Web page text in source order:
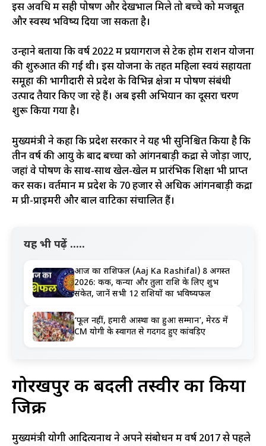
इस अवधि में सही पोषण और देखभाल मिले तो बच्चे को मजबूत
और स्वस्थ भविष्य दिया जा सकता है।
उन्होंने बताया कि वर्ष 2022 में प्रयागराज से टेक होम राशन योजना
की शुरुआत की गई थी। इस योजना के तहत महिला स्वयं सहायता
समूहों की भागीदारी से प्रदेश के विभिन्न क्षेत्रों में पोषण संबंधी
उत्पाद तैयार किए जा रहे हैं। अब इसी अभियान का दूसरा चरण
शुरू किया गया है।
मुख्यमंत्री ने कहा कि प्रदेश सरकार ने यह भी सुनिश्चित किया है कि
तीन वर्ष की आयु के बाद बच्चों को आंगनबाड़ी केंद्रों से जोड़ा जाए,
जहां वे पोषण के साथ-साथ खेल-खेल में प्रारंभिक शिक्षा भी प्राप्त
कर सकें। वर्तमान में प्रदेश के 70 हजार से अधिक आंगनबाड़ी केंद्रों
में प्री-प्राइमरी और बाल वाटिका संचालित हैं।
यह भी पढ़ें .....
आज का राशिफल (Aaj Ka Rashifal) 8 अगस्त
2026: कर्क, कन्या और तुला राशि के लिए शुभ
संकेत, जानें सभी 12 राशियों का भविष्यफल
‘फूल नहीं, हमारी आस्था का हुआ सम्मान’, मेरठ में
CM योगी के स्वागत से गदगद हुए कांवड़िए
गोरखपुर की बदली तस्वीर का किया
जिक्र
मुख्यमंत्री योगी आदित्यनाथ ने अपने संबोधन में वर्ष 2017 से पहले